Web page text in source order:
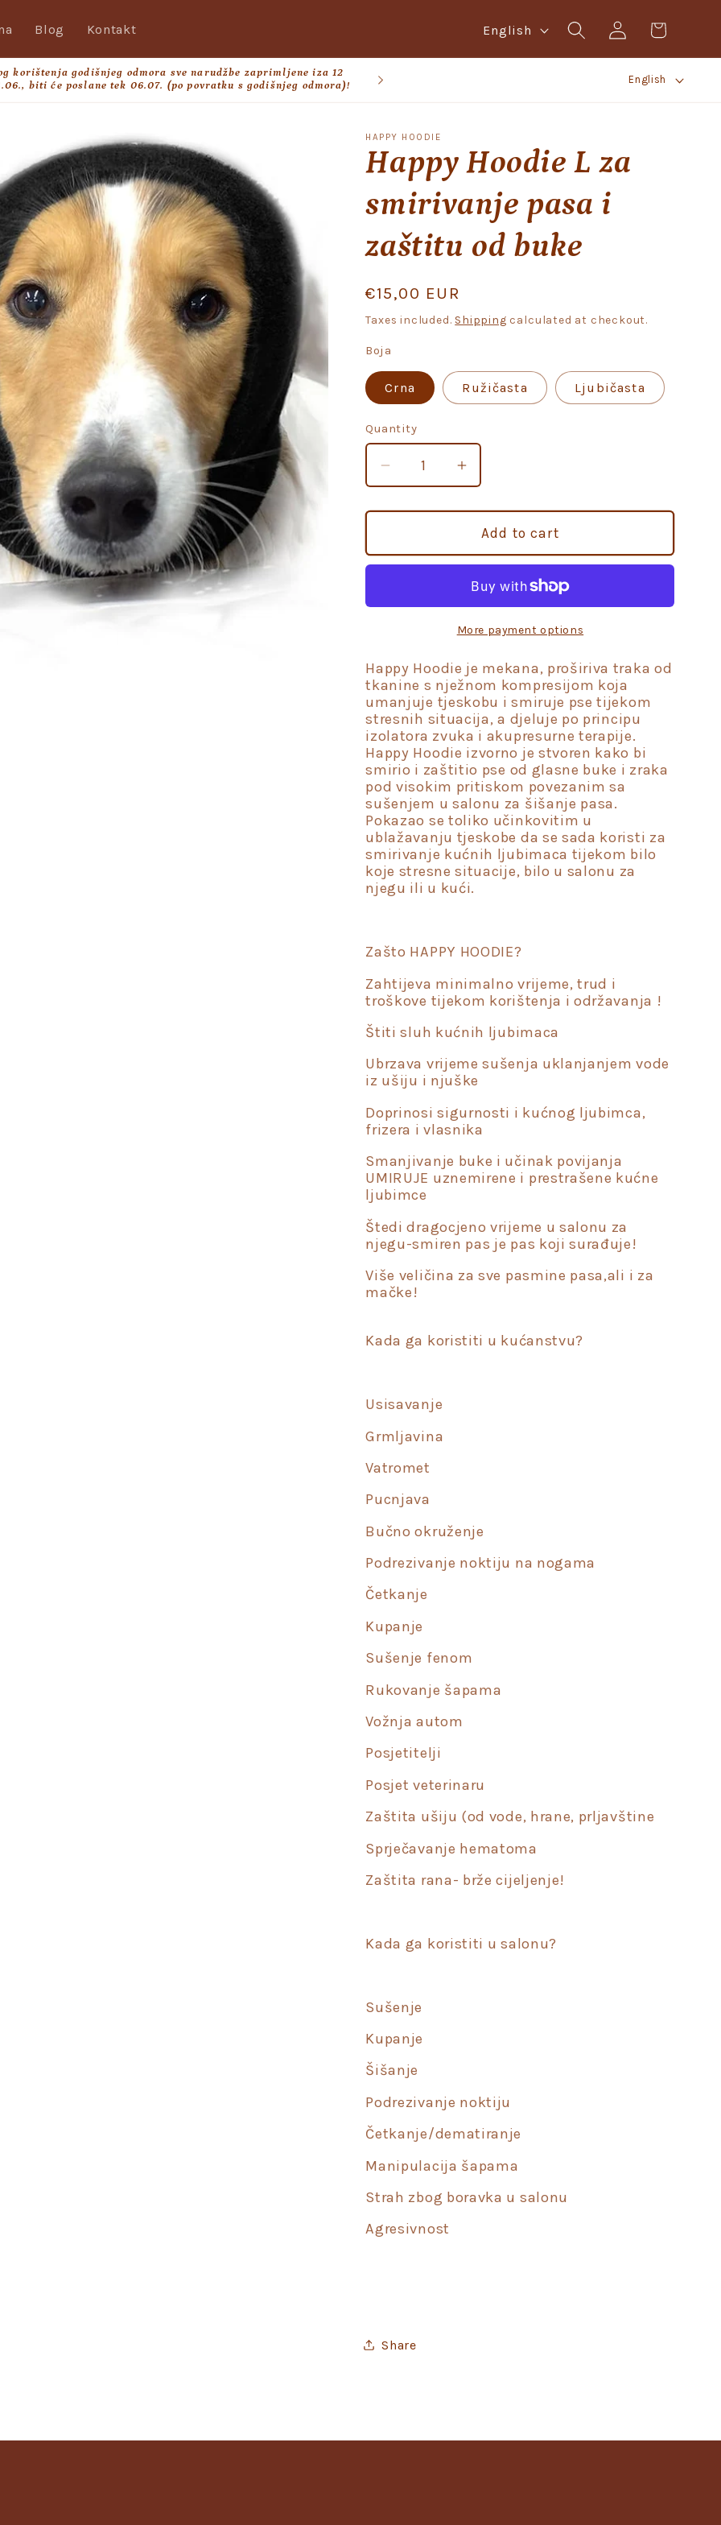
Blog Kontakt
a
g
e
English
Log
in
Cart
korištenja godišnjeg odmora sve narudžbe zaprimljene iza 12
biti će poslane tek 06.07. (po povratku s godišnjeg odmora)!
BESPLATNA BOX NOW POŠTARINA IZNAD 20,00 EURA!
u
English
HAPPY HOODIE
Happy Hoodie L za
smirivanje pasa i
zaštitu od buke
Regular
price
€15,00 EUR
Taxes included. Shipping calculated at checkout.
Boja
Crna Ružičasta Ljubičasta
Quantity
Quantity
Decrease
quantity
for
Hoodie
L
smirivanje
zaštitu
od
buke
Increase
quantity
for
Happy
Hoodie
L
za
smirivanje
pasa
zaštitu
od
buke
Add to cart
More payment options
Happy Hoodie je mekana, proširiva traka od
tkanine s nježnom kompresijom koja
umanjuje tjeskobu i smiruje pse tijekom
stresnih situacija, a djeluje po principu
izolatora zvuka i akupresurne terapije.
Happy Hoodie izvorno je stvoren kako bi
smirio i zaštitio pse od glasne buke i zraka
pod visokim pritiskom povezanim sa
sušenjem u salonu za šišanje pasa.
Pokazao se toliko učinkovitim u
ublažavanju tjeskobe da se sada koristi za
smirivanje kućnih ljubimaca tijekom bilo
koje stresne situacije, bilo u salonu za
njegu ili u kući.
Zašto HAPPY HOODIE?
Zahtijeva minimalno vrijeme, trud i
troškove tijekom korištenja i održavanja !
Štiti sluh kućnih ljubimaca
Ubrzava vrijeme sušenja uklanjanjem vode
iz ušiju i njuške
Doprinosi sigurnosti i kućnog ljubimca,
frizera i vlasnika
Smanjivanje buke i učinak povijanja
UMIRUJE uznemirene i prestrašene kućne
ljubimce
Štedi dragocjeno vrijeme u salonu za
njegu-smiren pas je pas koji surađuje!
Više veličina za sve pasmine pasa,ali i za
mačke!
Kada ga koristiti u kućanstvu?
Usisavanje
Grmljavina
Vatromet
Pucnjava
Bučno okruženje
Podrezivanje noktiju na nogama
Četkanje
Kupanje
Sušenje fenom
Rukovanje šapama
Vožnja autom
Posjetitelji
Posjet veterinaru
Zaštita ušiju (od vode, hrane, prljavštine
Sprječavanje hematoma
Zaštita rana- brže cijeljenje!
Kada ga koristiti u salonu?
Sušenje
Kupanje
Šišanje
Podrezivanje noktiju
Četkanje/dematiranje
Manipulacija šapama
Strah zbog boravka u salonu
Agresivnost
Share